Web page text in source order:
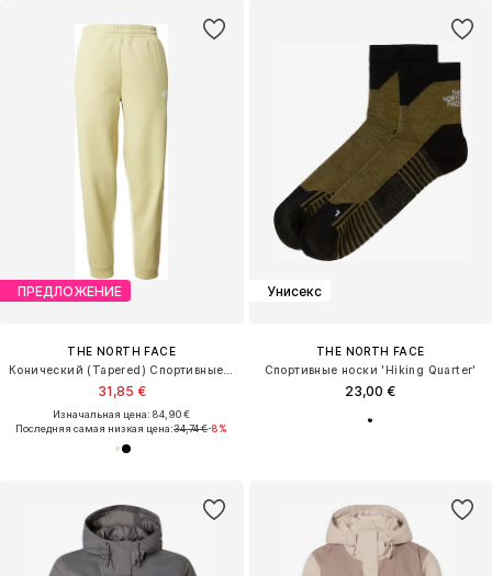
ПРЕДЛОЖЕНИЕ
THE NORTH FACE
31,85 €
Изначальная цена: 84,90 €
Последняя самая низкая цена:34,74 €-8%
Унисекс
THE NORTH FACE
Спортивные носки 'Hiking Quarter'
23,00 €